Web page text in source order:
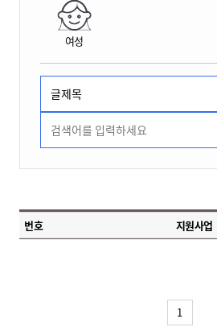
여성
번호 지원사업
1